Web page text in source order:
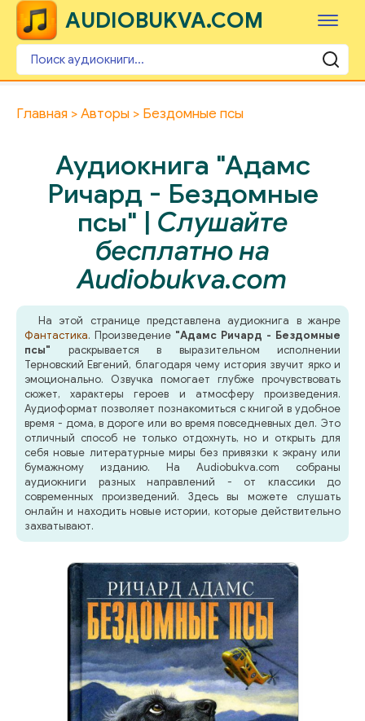
AUDIOBUKVA.COM
Главная Авторы Бездомные псы
Аудиокнига "Адамс
Ричард - Бездомные
псы" | Слушайте
бесплатно на
Audiobukva.com
На этой странице представлена аудиокнига в жанре
Фантастика. Произведение "Адамс Ричард - Бездомные
псы" раскрывается в выразительном исполнении
Терновский Евгений, благодаря чему история звучит ярко и
эмоционально. Озвучка помогает глубже прочувствовать
сюжет, характеры героев и атмосферу произведения.
Аудиоформат позволяет познакомиться с книгой в удобное
время - дома, в дороге или во время повседневных дел. Это
отличный способ не только отдохнуть, но и открыть для
себя новые литературные миры без привязки к экрану или
бумажному изданию. На Audiobukva.com собраны
аудиокниги разных направлений - от классики до
современных произведений. Здесь вы можете слушать
онлайн и находить новые истории, которые действительно
захватывают.